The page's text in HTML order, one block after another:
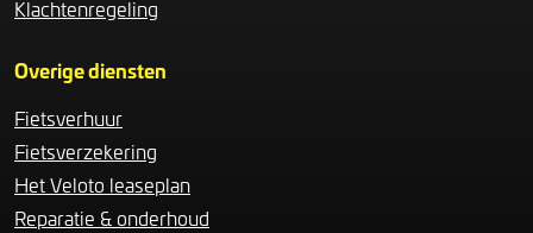
Klachtenregeling
Overige diensten
Fietsverhuur
Fietsverzekering
Het Veloto leaseplan
Reparatie & onderhoud